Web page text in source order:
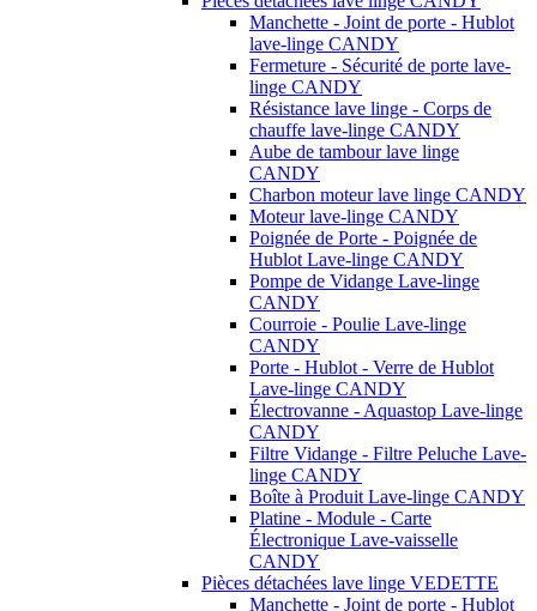
Manchette - Joint de porte - Hublot
lave-linge CANDY
Fermeture - Sécurité de porte lave-
linge CANDY
Résistance lave linge - Corps de
chauffe lave-linge CANDY
Aube de tambour lave linge
CANDY
Charbon moteur lave linge CANDY
Moteur lave-linge CANDY
Poignée de Porte - Poignée de
Hublot Lave-linge CANDY
Pompe de Vidange Lave-linge
CANDY
Courroie - Poulie Lave-linge
CANDY
Porte - Hublot - Verre de Hublot
Lave-linge CANDY
Électrovanne - Aquastop Lave-linge
CANDY
Filtre Vidange - Filtre Peluche Lave-
linge CANDY
Boîte à Produit Lave-linge CANDY
Platine - Module - Carte
Électronique Lave-vaisselle
CANDY
Pièces détachées lave linge VEDETTE
Manchette - Joint de porte - Hublot